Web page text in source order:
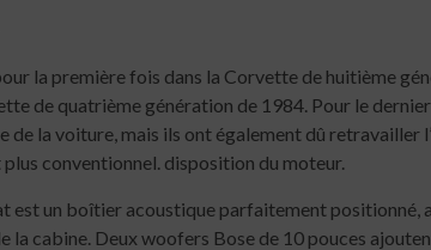
la première fois dans la Corvette de huitième
de quatrième génération de 1984. Pour le
de la voiture, mais ils ont également dû
plus conventionnel. disposition du moteur.
est un boîtier acoustique parfaitement positionné,
la cabine. Deux woofers Bose de 10 pouces